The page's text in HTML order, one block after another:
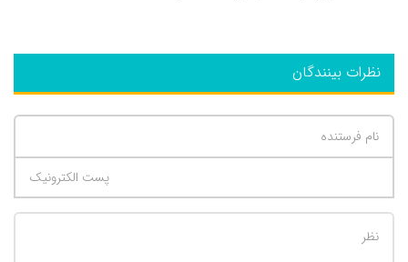
نظرات بینندگان